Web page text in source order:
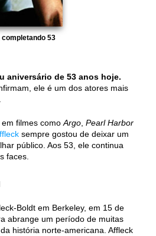
53
aniversário de 53 anos hoje.
ele é um dos atores mais
filmes como Argo Pearl Harbor
sempre gostou de deixar um
público. Aos 53, ele continua
faces.
Boldt em Berkeley, em 15 de
abrange um período de muitas
história norte-americana. Affleck